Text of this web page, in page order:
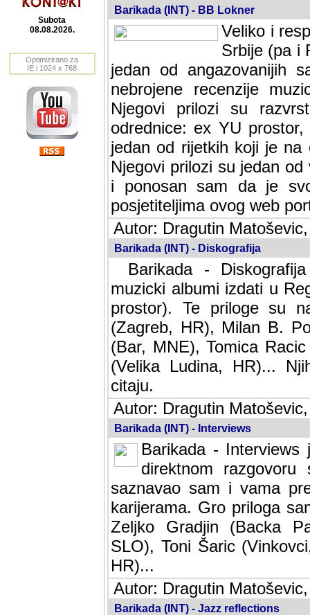
Subota
08.08.2026.
Optimizirano za
IE i 1024 x 768
Barikada (INT) - BB Lokner
Veliko i
Srbije (pa i
jedan od angazovanijih
nebrojene recenzije
Njegovi prilozi su
odrednice: ex YU
jedan od rijetkih koji je na
Njegovi prilozi su jedan
i ponosan sam da je
posjetiteljima ovog web
Autor: Dragutin
Barikada (INT) - Diskografija
Barikada -
muzicki albumi izdati u
prostor). Te priloge su
(Zagreb, HR), Milan B.
(Bar, MNE), Tomica
(Velika Ludina, HR)...
citaju.
Autor: Dragutin
Barikada (INT) - Interviews
Barikada -
direktnom
saznavao sam i vama
karijerama. Gro priloga
Zeljko Gradjin (Backa
SLO), Toni Šaric
HR)...
Autor: Dragutin
Barikada (INT) - Jazz reflections